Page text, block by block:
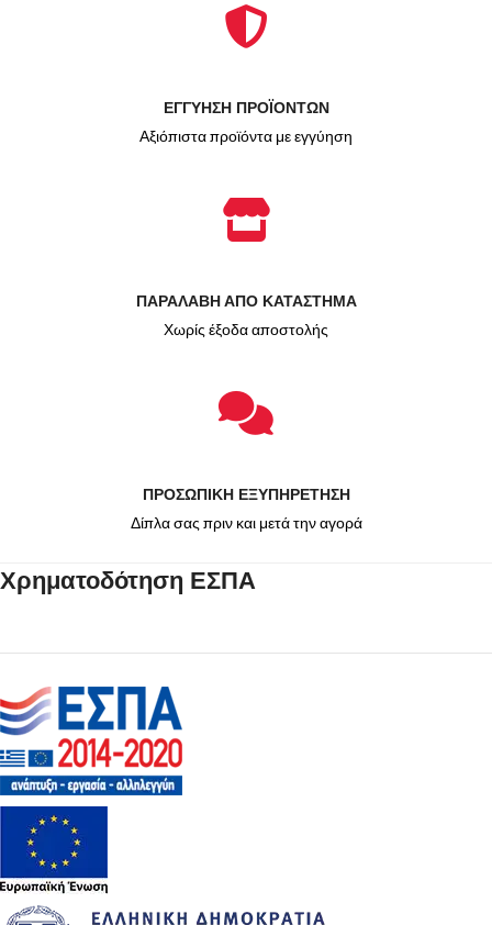
ΕΓΓΥΗΣΗ ΠΡΟΪΟΝΤΩΝ
Αξιόπιστα προϊόντα με εγγύηση
ΠΑΡΑΛΑΒΗ ΑΠΟ ΚΑΤΑΣΤΗΜΑ
Χωρίς έξοδα αποστολής
ΠΡΟΣΩΠΙΚΗ ΕΞΥΠΗΡΕΤΗΣΗ
Δίπλα σας πριν και μετά την αγορά
Χρηματοδότηση ΕΣΠΑ